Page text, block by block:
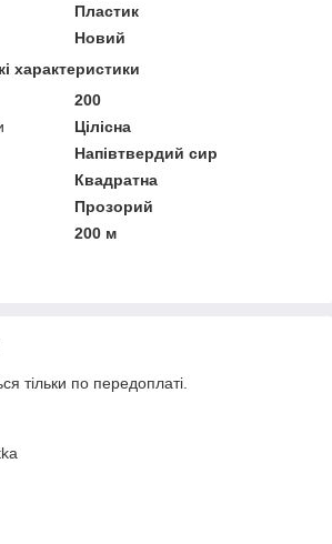
Пластик
Новий
характеристики
200
Цілісна
Напівтвердий сир
Квадратна
Прозорий
200 м
тільки по передоплаті.